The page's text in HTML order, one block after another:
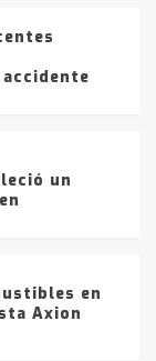
un
en
Axion